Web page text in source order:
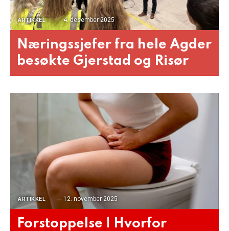
ARTIKKEL 4. desember 2025
Næringssjefer fra hele Agder
besøkte Gjerstad og Risør
ARTIKKEL 12. november 2025
Forstoppelse | Hvorfor